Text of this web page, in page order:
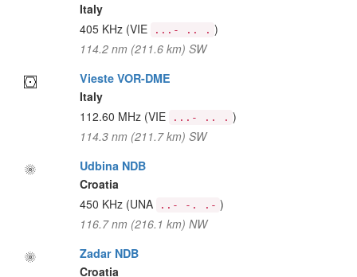
Italy
405 KHz (VIE ...- .. . )
114.2 nm (211.6 km) SW
Vieste VOR-DME
Italy
112.60 MHz (VIE ...- .. . )
114.3 nm (211.7 km) SW
Udbina NDB
Croatia
450 KHz (UNA ..- -. .- )
116.7 nm (216.1 km) NW
Zadar NDB
Croatia